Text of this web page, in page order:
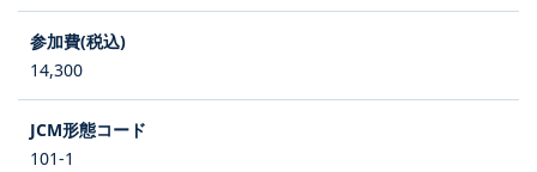
14,300
101-1